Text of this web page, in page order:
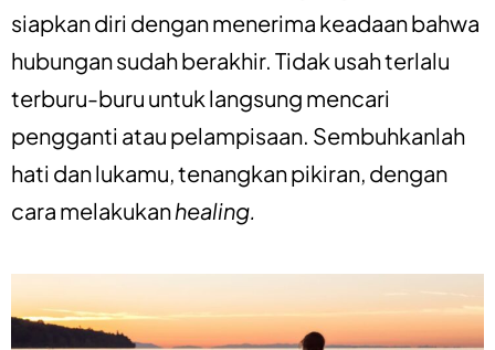
siapkan diri dengan menerima keadaan bahwa
hubungan sudah berakhir. Tidak usah terlalu
terburu-buru untuk langsung mencari
pengganti atau pelampisaan. Sembuhkanlah
hati dan lukamu, tenangkan pikiran, dengan
cara melakukanhealing.